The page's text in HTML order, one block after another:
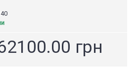
грн